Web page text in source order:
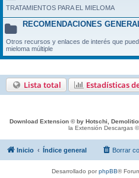
TRATAMIENTOS PARA EL MIELOMA
RECOMENDACIONES
Otros recursos y enlaces de interés que
mieloma múltiple
Lista total
Estadísticas
Download Extension © by Hotschi,
la Extensión Descargas
Inicio Índice general Borrar
Desarrollado porphpBB®